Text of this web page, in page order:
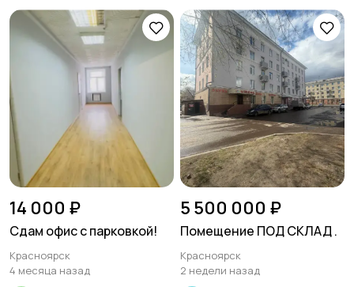
14 000 ₽
Сдам офис с парковкой!
Красноярск
4 месяца назад
5 500 000 ₽
Помещение ПОД СКЛАД .
Красноярск
2 недели назад